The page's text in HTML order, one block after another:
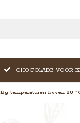
CHOCOLADE VOOR
Bij temperaturen boven 28